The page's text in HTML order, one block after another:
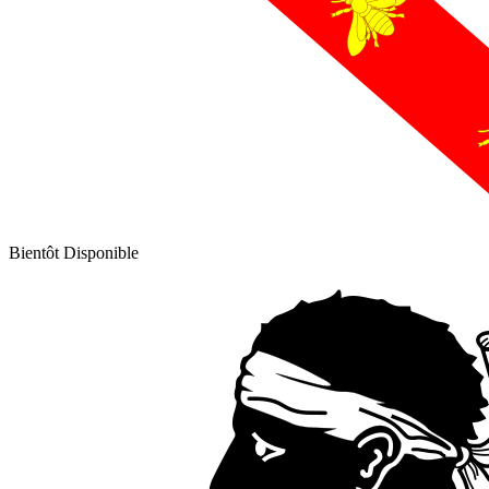
Bientôt Disponible